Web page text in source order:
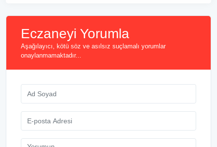
Eczaneyi Yorumla
Aşağılayıcı, kötü söz ve asılsız suçlamalı yorumlar
onaylanmamaktadır...